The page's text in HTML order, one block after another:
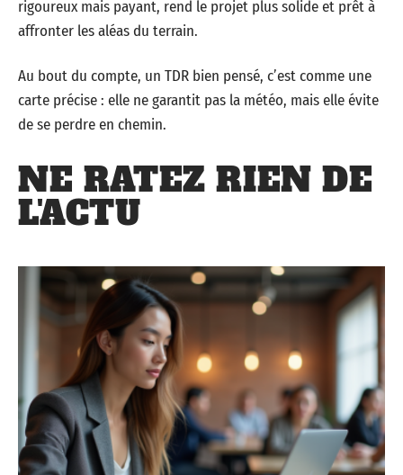
rigoureux mais payant, rend le projet plus solide et prêt à
affronter les aléas du terrain.
Au bout du compte, un TDR bien pensé, c’est comme une
carte précise : elle ne garantit pas la météo, mais elle évite
de se perdre en chemin.
NE RATEZ RIEN DE
L'ACTU